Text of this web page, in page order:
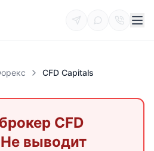
CFD Capitals
CFD
выводит